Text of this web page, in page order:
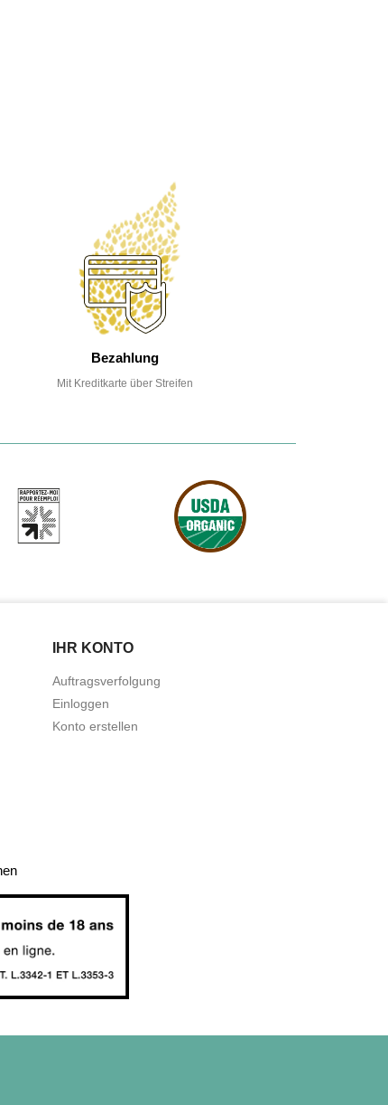
Bezahlung
Mit Kreditkarte über Streifen
IHR KONTO
Auftragsverfolgung
Einloggen
Konto erstellen